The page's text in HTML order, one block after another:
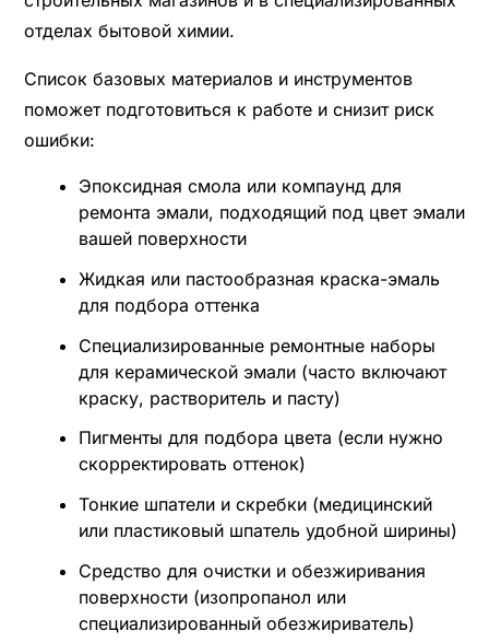
отделах бытовой химии.
Список базовых материалов и инструментов
поможет подготовиться к работе и снизит риск
ошибки:
Эпоксидная смола или компаунд для
ремонта эмали, подходящий под цвет эмали
вашей поверхности
Жидкая или пастообразная краска-эмаль
для подбора оттенка
Специализированные ремонтные наборы
для керамической эмали (часто включают
краску, растворитель и пасту)
Пигменты для подбора цвета (если нужно
скорректировать оттенок)
Тонкие шпатели и скребки (медицинский
или пластиковый шпатель удобной ширины)
Средство для очистки и обезжиривания
поверхности (изопропанол или
специализированный обезжириватель)